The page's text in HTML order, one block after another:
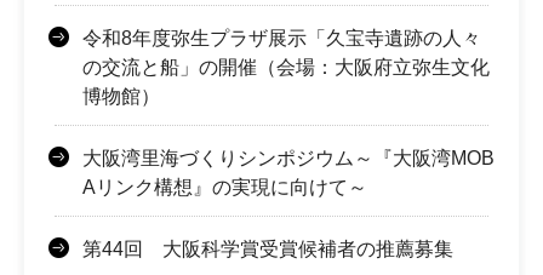
令和8年度弥生プラザ展示「久宝寺遺跡の人々
の交流と船」の開催（会場：大阪府立弥生文化
博物館）
大阪湾里海づくりシンポジウム～『大阪湾MOB
Aリンク構想』の実現に向けて～
第44回 大阪科学賞受賞候補者の推薦募集